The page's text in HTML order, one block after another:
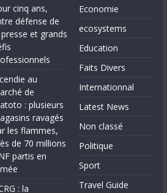
cinq ans,
défense de
et grands
au
de
: plusieurs
ravagés
les flammes,
de 70 millions
partis en
: la
Economie
ecosystems
Education
Faits Divers
Internationnal
Latest News
Non classé
Politique
Sport
Travel Guide